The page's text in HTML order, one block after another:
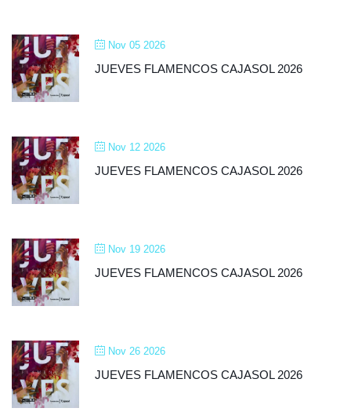
Nov 05 2026
JUEVES FLAMENCOS CAJASOL 2026
Nov 12 2026
JUEVES FLAMENCOS CAJASOL 2026
Nov 19 2026
JUEVES FLAMENCOS CAJASOL 2026
Nov 26 2026
JUEVES FLAMENCOS CAJASOL 2026